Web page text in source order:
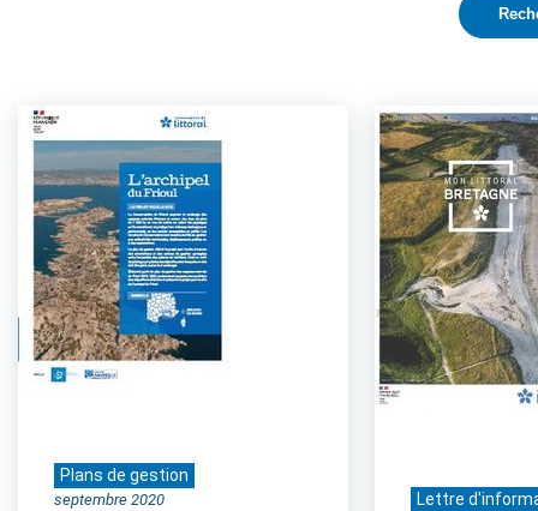
Plans de gestion
septembre 2020
Lettre